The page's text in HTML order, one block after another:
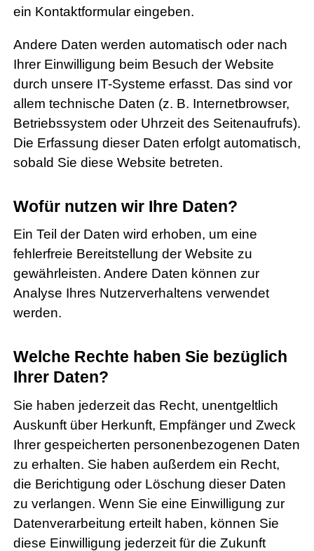
ein Kontaktformular eingeben.
Andere Daten werden automatisch oder nach
Ihrer Einwilligung beim Besuch der Website
durch unsere IT-Systeme erfasst. Das sind vor
allem technische Daten (z. B. Internetbrowser,
Betriebssystem oder Uhrzeit des Seitenaufrufs).
Die Erfassung dieser Daten erfolgt automatisch,
sobald Sie diese Website betreten.
Wofür nutzen wir Ihre Daten?
Ein Teil der Daten wird erhoben, um eine
fehlerfreie Bereitstellung der Website zu
gewährleisten. Andere Daten können zur
Analyse Ihres Nutzerverhaltens verwendet
werden.
Welche Rechte haben Sie bezüglich
Ihrer Daten?
Sie haben jederzeit das Recht, unentgeltlich
Auskunft über Herkunft, Empfänger und Zweck
Ihrer gespeicherten personenbezogenen Daten
zu erhalten. Sie haben außerdem ein Recht,
die Berichtigung oder Löschung dieser Daten
zu verlangen. Wenn Sie eine Einwilligung zur
Datenverarbeitung erteilt haben, können Sie
diese Einwilligung jederzeit für die Zukunft